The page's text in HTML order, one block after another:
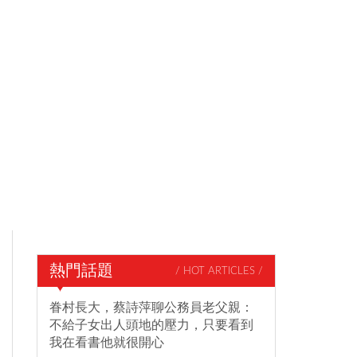
熱門話題 / HOT ARTICLES /
眷村長大，蔡詩萍聊公務員老父親：
不給子女出人頭地的壓力，只要看到
我在看書他就很開心